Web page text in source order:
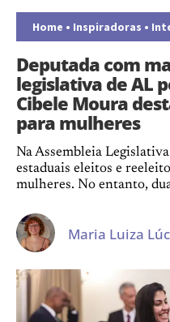
Home • Inspiradoras •
Deputada com
legislativa de AL
Cibele Moura
para mulheres
Na Assembleia
estaduais eleitos e
mulheres. No entanto,
Maria Luiza